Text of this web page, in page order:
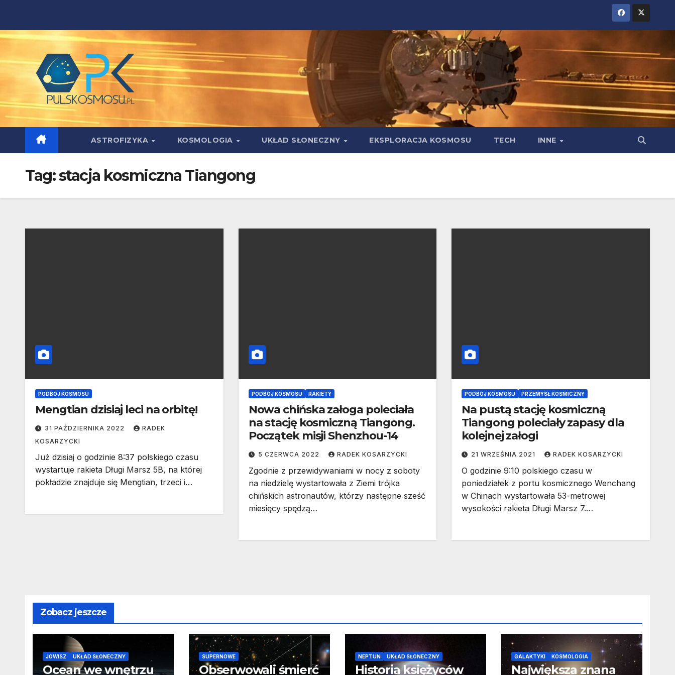
content
ASTROFIZYKA KOSMOLOGIA UKŁAD SŁONECZNY EKSPLORACJA KOSMOSU TECH INNE
Tag:stacja kosmiczna Tiangong
PODBÓJ KOSMOSU
Mengtian dzisiaj leci na orbitę!
31 PAŹDZIERNIKA 2022
RADEK
KOSARZYCKI
Już dzisiaj o godzinie 8:37 polskiego czasu
wystartuje rakieta Długi Marsz 5B, na której
pokładzie znajduje się Mengtian, trzeci i…
PODBÓJ KOSMOSU RAKIETY
Nowa chińska załoga poleciała
na stację kosmiczną Tiangong.
Początek misji Shenzhou-14
5 CZERWCA 2022 RADEK KOSARZYCKI
Zgodnie z przewidywaniami w nocy z soboty
na niedzielę wystartowała z Ziemi trójka
chińskich astronautów, którzy następne sześć
miesięcy spędzą…
PODBÓJ KOSMOSU PRZEMYSŁ KOSMICZNY
Na pustą stację kosmiczną
Tiangong poleciały zapasy dla
kolejnej załogi
21 WRZEŚNIA 2021 RADEK KOSARZYCKI
O godzinie 9:10 polskiego czasu w
poniedziałek z portu kosmicznego Wenchang
w Chinach wystartowała 53-metrowej
wysokości rakieta Długi Marsz 7.…
Zobacz jeszcze
JOWISZ UKŁAD SŁONECZNY
Ocean we wnętrzu
SUPERNOWE
Obserwowali śmierć
NEPTUN UKŁAD SŁONECZNY
Historia księżyców
GALAKTYKI KOSMOLOGIA
Największa znana